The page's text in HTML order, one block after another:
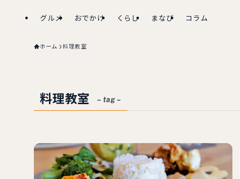
グルメ おでかけ くらし まなび コラム
ホーム 料理教室
料理教室 – tag –